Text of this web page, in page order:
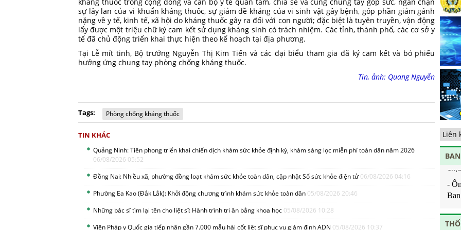
sự lây lan của vi khuẩn kháng thuốc, sự giảm đề kháng của vi sinh vật gây bệnh, góp phần giảm gánh
nặng về y tế, kinh tế, xã hội do kháng thuốc gây ra đối với con người; đặc biệt là tuyên truyền, vận động
lấy được một triệu chữ ký cam kết sử dụng kháng sinh có trách nhiệm. Các tỉnh, thành phố, các cơ sở y
tế đã chủ động triển khai thực hiện theo kế hoạch tại địa phương.
Tại Lễ mít tinh, Bộ trưởng Nguyễn Thị Kim Tiến và các đại biểu tham gia đã ký cam kết và bỏ phiếu
hưởng ứng chung tay phòng chống kháng thuốc.
Tin, ảnh: Quang Nguyễn
Tags: Phòng chống kháng thuốc
TIN KHÁC
Quảng Ninh: Tiên phong triển khai chiến dịch khám sức khỏe định kỳ, khám sàng lọc miễn phí toàn dân năm 2026
06/08/2026 05:52
Đồng Nai: Nhiều xã, phường đồng loạt khám sức khỏe toàn dân, cập nhật Sổ sức khỏe điện tử06/08/2026 04:16
Phường Ea Kao (Đắk Lắk): Khởi động chương trình khám sức khỏe toàn dân 05/08/2026 20:46
Những bác sĩ tìm lại tên cho liệt sĩ: Hành trình tri ân bằng khoa học 05/08/2026 10:28
Viện Pháp y Quốc gia tiếp nhận gần 7.000 mẫu hài cốt liệt sĩ phục vụ giám định ADN 05/08/2026 10:37
tế
-
Ban
-